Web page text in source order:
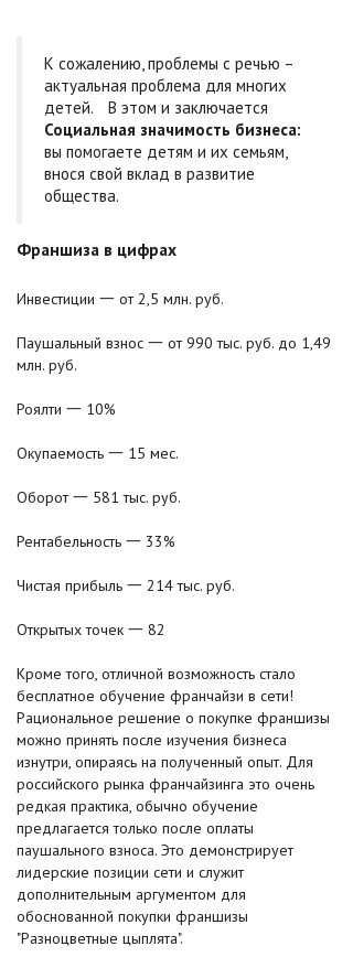
К сожалению, проблемы с речью –
актуальная проблема для многих
детей. В этом и заключается
Социальная значимость бизнеса:
вы помогаете детям и их семьям,
внося свой вклад в развитие
общества.
Франшиза в цифрах
Инвестиции 一 от 2,5 млн. руб.
Паушальный взнос 一 от 990 тыс. руб. до 1,49
млн. руб.
Роялти 一 10%
Окупаемость 一 15 мес.
Оборот 一 581 тыс. руб.
Рентабельность 一 33%
Чистая прибыль 一 214 тыс. руб.
Открытых точек 一 82
Кроме того, отличной возможность стало
бесплатное обучение франчайзи в сети!
Рациональное решение о покупке франшизы
можно принять после изучения бизнеса
изнутри, опираясь на полученный опыт. Для
российского рынка франчайзинга это очень
редкая практика, обычно обучение
предлагается только после оплаты
паушального взноса. Это демонстрирует
лидерские позиции сети и служит
дополнительным аргументом для
обоснованной покупки франшизы
"Разноцветные цыплята".